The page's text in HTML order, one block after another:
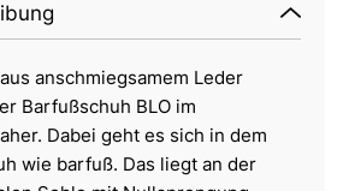
anschmiegsamem Leder
Barfußschuh BLO im
Dabei geht es sich in dem
wie barfuß. Das liegt an der